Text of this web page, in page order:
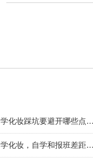
学化妆踩坑要避开哪些点？
新手择校干货分享
学化妆，自学和报班差距到